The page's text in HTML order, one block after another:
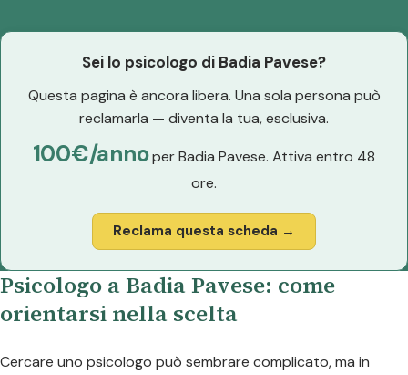
Sei lo psicologo di Badia Pavese?
Questa pagina è ancora libera. Una sola persona può
reclamarla — diventa la tua, esclusiva.
100€/annoper Badia Pavese. Attiva entro 48
ore.
Reclama questa scheda →
Psicologo a Badia Pavese: come
orientarsi nella scelta
Cercare uno psicologo può sembrare complicato, ma in